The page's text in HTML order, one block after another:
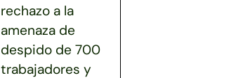
rechazo a la
amenaza de
despido de 700
trabajadores y